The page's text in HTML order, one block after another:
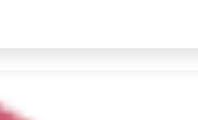
Terakhir yang dicari